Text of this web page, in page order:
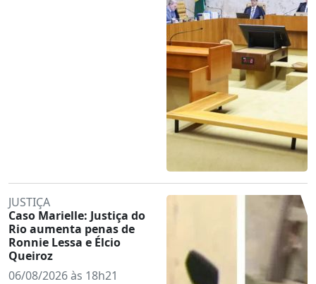
JUSTIÇA
Caso Marielle: Justiça do
Rio aumenta penas de
Ronnie Lessa e Élcio
Queiroz
06/08/2026 às 18h21